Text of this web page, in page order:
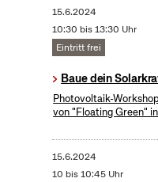
15.6.2024
10:30 bis 13:30 Uhr
Eintritt frei
Baue dein
​Photovoltaik-
von "Floating Green"
15.6.2024
10 bis 10:45 Uhr